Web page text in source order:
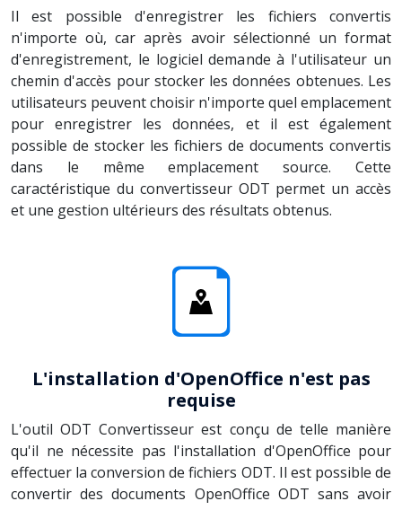
Il est possible d'enregistrer les fichiers convertis
n'importe où, car après avoir sélectionné un format
d'enregistrement, le logiciel demande à l'utilisateur un
chemin d'accès pour stocker les données obtenues. Les
utilisateurs peuvent choisir n'importe quel emplacement
pour enregistrer les données, et il est également
possible de stocker les fichiers de documents convertis
dans le même emplacement source. Cette
caractéristique du convertisseur ODT permet un accès
et une gestion ultérieurs des résultats obtenus.
L'installation d'OpenOffice n'est pas
requise
L'outil ODT Convertisseur est conçu de telle manière
qu'il ne nécessite pas l'installation d'OpenOffice pour
effectuer la conversion de fichiers ODT. Il est possible de
convertir des documents OpenOffice ODT sans avoir